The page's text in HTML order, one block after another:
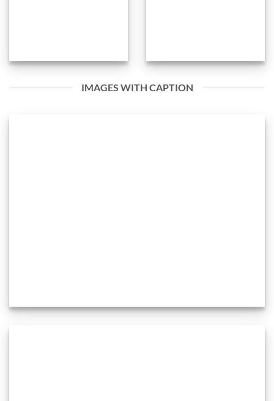
IMAGES WITH CAPTION